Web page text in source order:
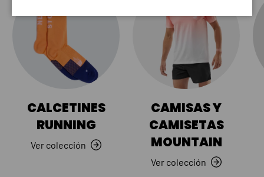
CALCETINES
RUNNING
Ver colección
CAMISAS Y
CAMISETAS
MOUNTAIN
Ver colección